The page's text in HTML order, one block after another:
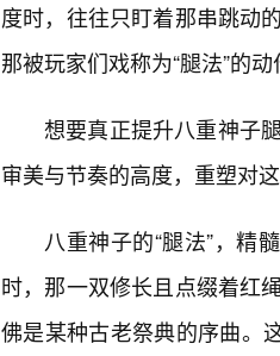
度时，往往只盯着那串跳动
那被玩家们戏称为“腿法”的动
想要真正提升八重神子
审美与节奏的高度，重塑对
八重神子的“腿法”，精
时，那一双修长且点缀着红
佛是某种古老祭典的序曲。